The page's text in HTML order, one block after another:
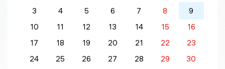
3
4 5 6 7 8
9
10
11 12 13 14 15
16
17
18 19 20 21 22
23
24
25 26 27 28 29
30